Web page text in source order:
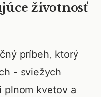
životnosť
príbeh, ktorý
- sviežych
plnom kvetov a